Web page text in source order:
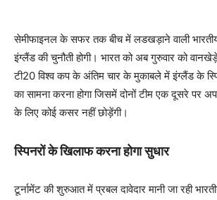
सेमीफाइनल के सफर तक बीच में लडखड़ाने वाली
इंग्लैंड की चुनौती होगी। भारत को अब गुरुवार को
टी20 विश्व कप के अंतिम चार के मुकाबले में इंग्लैंड के
का सामना करना होगा जिसमें दोनों टीम एक दूसरे पर
के लिए कोई कसर नहीं छोड़ेंगी।
स्पिनरों के खिलाफ करना होगा सुधार
टूर्नामेंट की शुरुआत में प्रबल दावेदार मानी जा रही